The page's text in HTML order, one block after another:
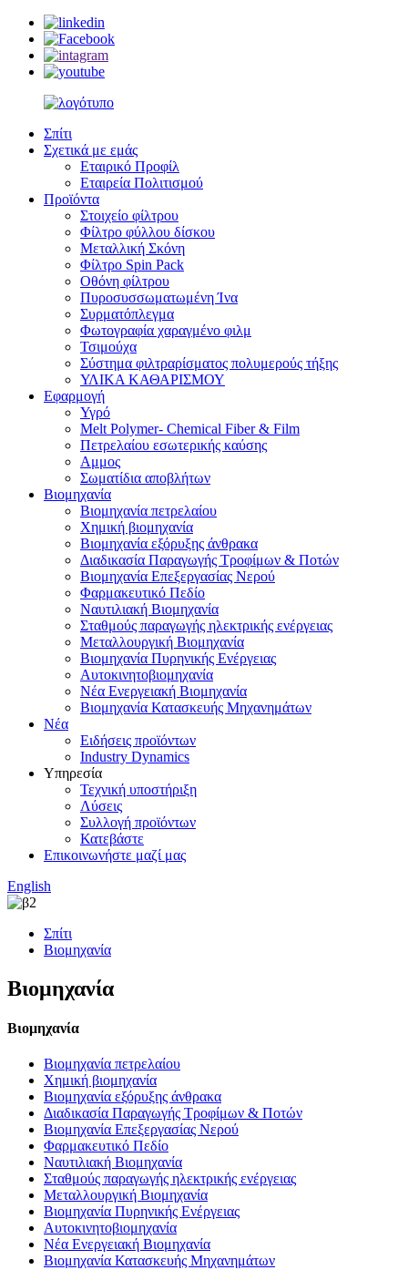
Σπίτι
Σχετικά με εμάς
Εταιρικό Προφίλ
Εταιρεία Πολιτισμού
Προϊόντα
Στοιχείο φίλτρου
Φίλτρο φύλλου δίσκου
Μεταλλική Σκόνη
Φίλτρο Spin Pack
Οθόνη φίλτρου
Πυροσυσσωματωμένη Ίνα
Συρματόπλεγμα
Φωτογραφία χαραγμένο φιλμ
Τσιμούχα
Σύστημα φιλτραρίσματος πολυμερούς τήξης
ΥΛΙΚΑ ΚΑΘΑΡΙΣΜΟΥ
Εφαρμογή
Υγρό
Melt Polymer- Chemical Fiber & Film
Πετρελαίου εσωτερικής καύσης
Αμμος
Σωματίδια αποβλήτων
Βιομηχανία
Βιομηχανία πετρελαίου
Χημική βιομηχανία
Βιομηχανία εξόρυξης άνθρακα
Διαδικασία Παραγωγής Τροφίμων & Ποτών
Βιομηχανία Επεξεργασίας Νερού
Φαρμακευτικό Πεδίο
Ναυτιλιακή Βιομηχανία
Σταθμούς παραγωγής ηλεκτρικής ενέργειας
Μεταλλουργική Βιομηχανία
Βιομηχανία Πυρηνικής Ενέργειας
Αυτοκινητοβιομηχανία
Νέα Ενεργειακή Βιομηχανία
Βιομηχανία Κατασκευής Μηχανημάτων
Νέα
Ειδήσεις προϊόντων
Industry Dynamics
Υπηρεσία
Τεχνική υποστήριξη
Λύσεις
Συλλογή προϊόντων
Κατεβάστε
Επικοινωνήστε μαζί μας
English
Σπίτι
Βιομηχανία
Βιομηχανία
Βιομηχανία
Βιομηχανία πετρελαίου
Χημική βιομηχανία
Βιομηχανία εξόρυξης άνθρακα
Διαδικασία Παραγωγής Τροφίμων & Ποτών
Βιομηχανία Επεξεργασίας Νερού
Φαρμακευτικό Πεδίο
Ναυτιλιακή Βιομηχανία
Σταθμούς παραγωγής ηλεκτρικής ενέργειας
Μεταλλουργική Βιομηχανία
Βιομηχανία Πυρηνικής Ενέργειας
Αυτοκινητοβιομηχανία
Νέα Ενεργειακή Βιομηχανία
Βιομηχανία Κατασκευής Μηχανημάτων